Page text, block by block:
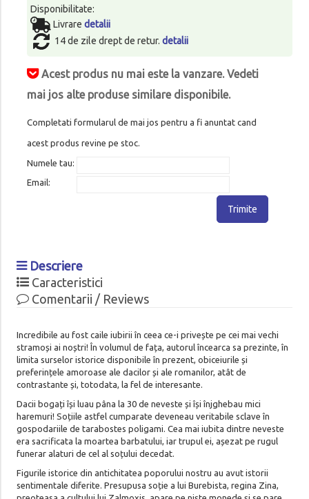
Disponibilitate:
Livrare detalii
14 de zile drept de retur. detalii
Acest produs nu mai este la vanzare. Vedeti
mai jos alte produse similare disponibile.
Completati formularul de mai jos pentru a fi anuntat cand
acest produs revine pe stoc.
Numele tau:
Email:
Trimite
Descriere
Caracteristici
Comentarii / Reviews
Incredibile au fost caile iubirii în ceea ce-i privește pe cei mai vechi
stramoși ai noștri! În volumul de fața, autorul încearca sa prezinte, în
limita surselor istorice disponibile în prezent, obiceiurile și
preferințele amoroase ale dacilor și ale romanilor, atât de
contrastante și, totodata, la fel de interesante.
Dacii bogați își luau pâna la 30 de neveste și își înjghebau mici
haremuri! Soțiile astfel cumparate deveneau veritabile sclave în
gospodariile de tarabostes poligami. Cea mai iubita dintre neveste
era sacrificata la moartea barbatului, iar trupul ei, așezat pe rugul
funerar alaturi de cel al soțului decedat.
Figurile istorice din antichitatea poporului nostru au avut istorii
sentimentale diferite. Presupusa soție a lui Burebista, regina Zina,